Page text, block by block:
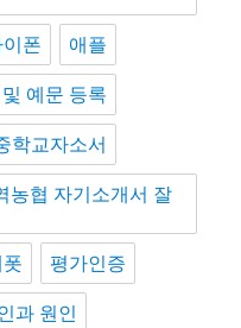
이폰 애플
예문 등록
학교자소서
농협 자기소개서 잘
평가인증
과 원인